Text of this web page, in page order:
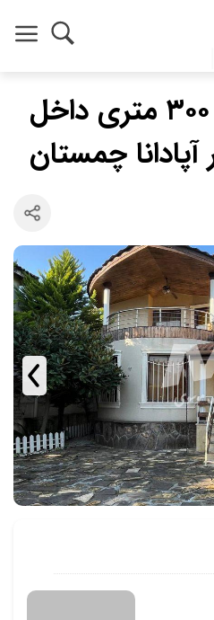
خرید ویلا باغ ۳۰۰ متری داخل
چمستان